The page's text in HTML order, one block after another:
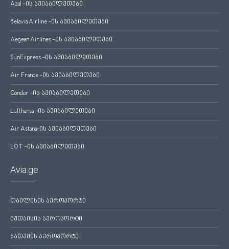
Azal -ის ავიაბილეთები
Belavia Airline -ის ავიაბილეთები
Aegean Airlines -ის ავიაბილეთები
SunExpress -ის ავიაბილეთები
Air France -ის ავიაბილეთები
Condor -ის ავიაბილეთები
Lufthansa -ის ავიაბილეთები
Air Astana-ის ავიაბილეთები
LOT -ის ავიაბილეთები
Avia.ge
თბილისის აეროპორტი
ქუთაისის აეროპორტი
ბათუმის აეროპორტი